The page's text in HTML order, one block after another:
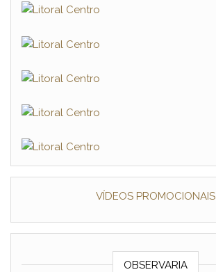
VÍDEOS PROMOCIONAIS
OBSERVARIA